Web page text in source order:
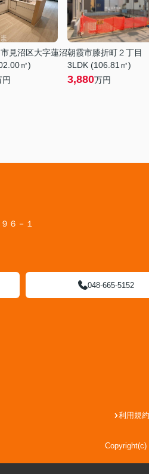
見沼区大字蓮沼
㎡)
円
朝霞市膝折町２丁目
3LDK (106.81㎡)
3,880万円
６－１
048-665-5152
利用規約